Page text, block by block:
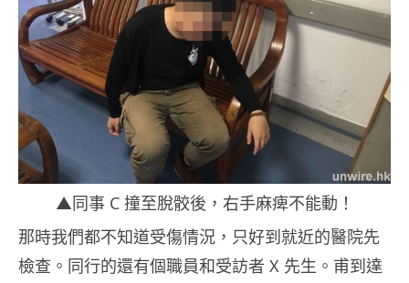
▲同事 C 撞至脫骹後，右手麻痺不能動！
那時我們都不知道受傷情況，只好到就近的醫院先
檢查。同行的還有個職員和受訪者 X 先生。甫到達